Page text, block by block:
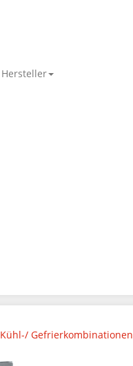
Hersteller
Kühl-/ Gefrierkombinationen